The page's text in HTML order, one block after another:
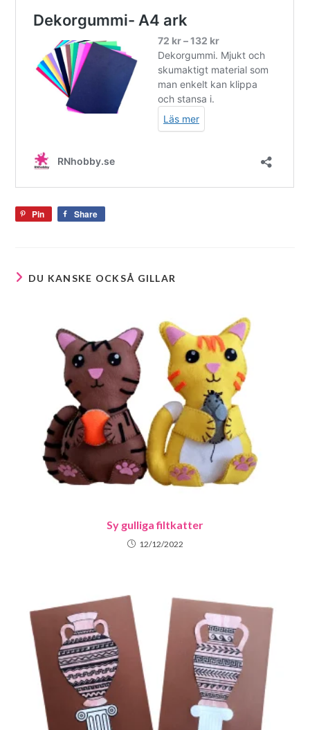
Pin Share
DU KANSKE OCKSÅ GILLAR
Sy gulliga filtkatter
12/12/2022